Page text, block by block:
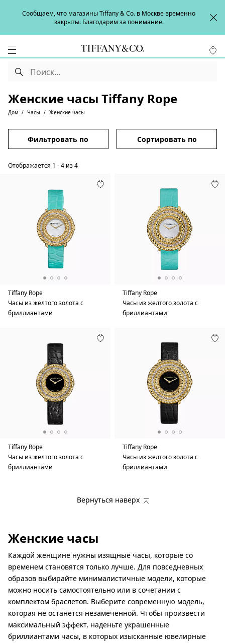
Сообщаем, что магазины Tiffany & Co. в Москве временно
закрыты. Благодарим за понимание.
Женские часы Tiffany Rope
Дом Часы Женские часы
Фильтровать по Сортировать по
Отображается 1 -4 из4
Tiffany Rope
Часы из желтого золота с
бриллиантами
Tiffany Rope
Часы из желтого золота с
бриллиантами
Tiffany Rope
Часы из желтого золота с
бриллиантами
Tiffany Rope
Часы из желтого золота с
бриллиантами
Вернуться наверх
Женские часы
Каждой женщине нужны изящные часы, которые со
временем становятся только лучше. Для повседневных
образов выбирайте минималистичные модели, которые
можно носить самостоятельно или в сочетании с
комплектом браслетов. Выберите современную модель,
которая не останется незамеченной. Чтобы произвести
максимальный эффект, наденьте украшенные
бриллиантами часы, в которых изысканные ювелирные